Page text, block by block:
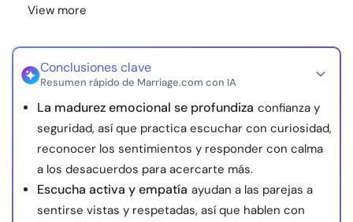
View more
Conclusiones clave
Resumen rápido de Marriage.com con IA
La madurez emocional se profundiza confianza y
seguridad, así que practica escuchar con curiosidad,
reconocer los sentimientos y responder con calma
a los desacuerdos para acercarte más.
Escucha activa y empatía ayudan a las parejas a
sentirse vistas y respetadas, así que hablen con